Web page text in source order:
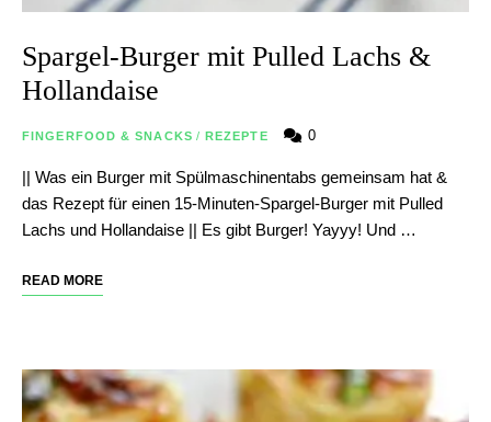
Spargel-Burger mit Pulled Lachs &
Hollandaise
FINGERFOOD & SNACKS / REZEPTE 0
|| Was ein Burger mit Spülmaschinentabs gemeinsam hat &
das Rezept für einen 15-Minuten-Spargel-Burger mit Pulled
Lachs und Hollandaise || Es gibt Burger! Yayyy! Und …
READ MORE